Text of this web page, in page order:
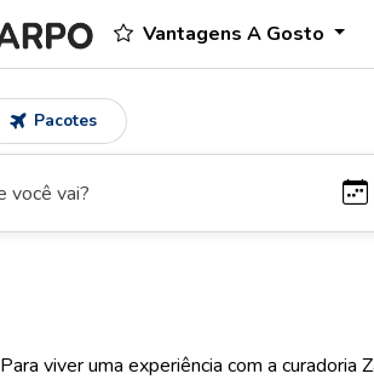
Vantagens A Gosto
Pacotes
Para viver uma experiência com a curadoria